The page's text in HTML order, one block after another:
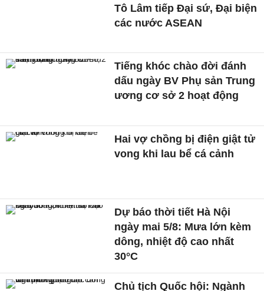
Tô Lâm tiếp Đại sứ, Đại biện
các nước ASEAN
Tiếng khóc chào đời đánh
dấu ngày BV Phụ sản Trung
ương cơ sở 2 hoạt động
Hai vợ chồng bị điện giật tử
vong khi lau bể cá cảnh
Dự báo thời tiết Hà Nội
ngày mai 5/8: Mưa lớn kèm
dông, nhiệt độ cao nhất
30°C
Chủ tịch Quốc hội: Ngành